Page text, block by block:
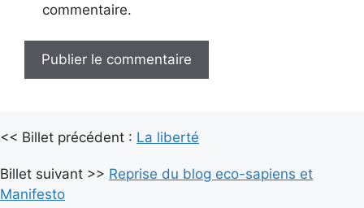
commentaire.
t
r
n
<< Billet précédent : La liberté
Billet suivant >> Reprise du blog eco-sapiens et
Manifesto